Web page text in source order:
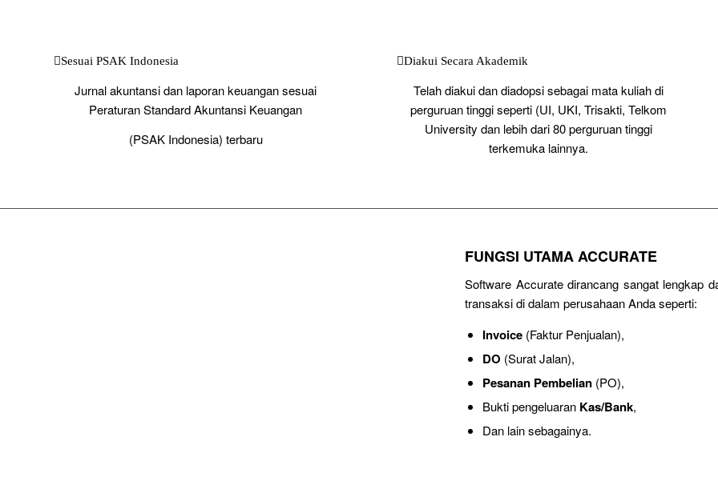
Sesuai PSAK Indonesia
Jurnal akuntansi dan laporan keuangan sesuai
Peraturan Standard Akuntansi Keuangan
(PSAK Indonesia) terbaru
Diakui Secara Akademik
Telah diakui dan diadopsi sebagai mata kuliah di
perguruan tinggi seperti (UI, UKI, Trisakti, Telkom
University dan lebih dari 80 perguruan tinggi
terkemuka lainnya.
FUNGSI UTAMA ACCURATE
Software Accurate dirancang sangat lengkap
transaksi di dalam perusahaan Anda seperti:
Invoice (Faktur Penjualan),
DO (Surat Jalan),
Pesanan Pembelian (PO),
Bukti pengeluaran Kas/Bank,
Dan lain sebagainya.